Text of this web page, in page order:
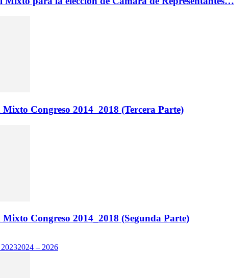
Congreso 2014_2018 (Tercera Parte)
Mixto Congreso 2014_2018 (Segunda Parte)
2024 – 2026